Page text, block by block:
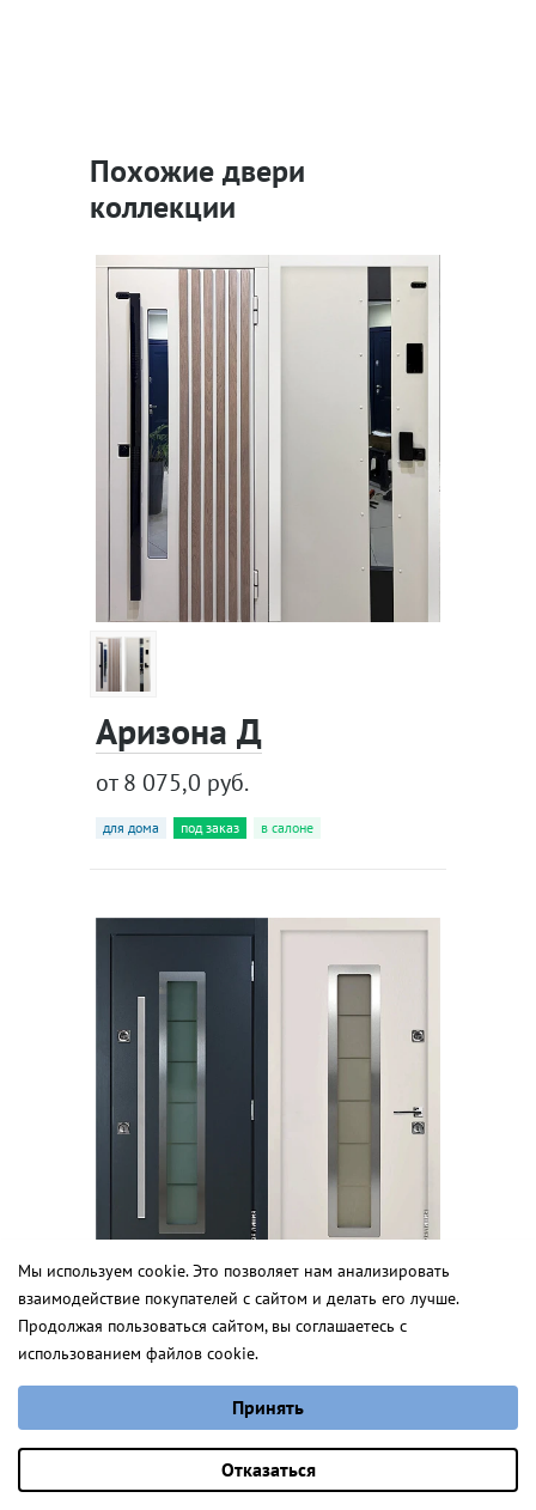
Мерибель
от 3 052 руб.
Оставить заявку
Похожие двери
коллекции
Аризона Д
от 8 075,0 руб.
для дома под заказ в салоне
Норд
от 3 575,0 руб.
для дома под заказ
Мы используем cookie. Это позволяет нам анализировать
взаимодействие покупателей с сайтом и делать его лучше.
Продолжая пользоваться сайтом, вы соглашаетесь с
использованием файлов cookie.
Выберите настройки cookie
Аналитические/Функциональные
Принять
Отказаться